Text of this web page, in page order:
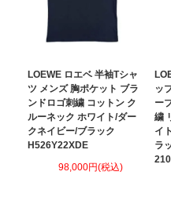
LOEWE ロエベ 半袖Tシャ
ツ メンズ 胸ポケット ブラ
ンドロゴ刺繍 コットン ク
ルーネック ホワイト/ダー
クネイビー/ブラック
H526Y22XDE
98,000円(税込)
ッ
ー
繍
イ
ラ